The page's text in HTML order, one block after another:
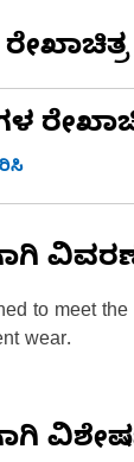
to meet
wear.